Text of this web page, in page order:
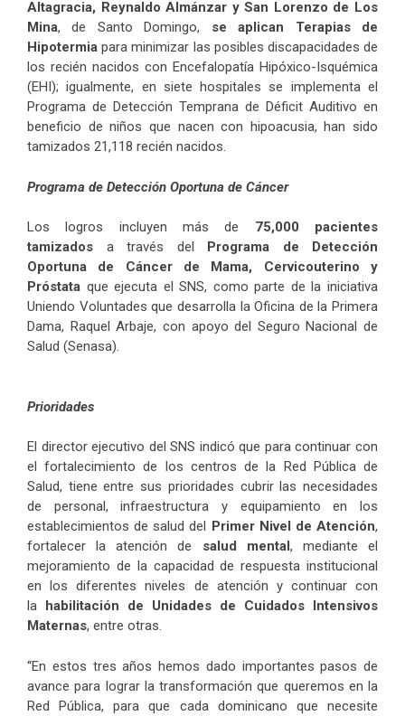
Altagracia, Reynaldo Almánzar y San Lorenzo de Los
Mina, de Santo Domingo, se aplican Terapias de
Hipotermia para minimizar las posibles discapacidades de
los recién nacidos con Encefalopatía Hipóxico-Isquémica
(EHI); igualmente, en siete hospitales se implementa el
Programa de Detección Temprana de Déficit Auditivo en
beneficio de niños que nacen con hipoacusia, han sido
tamizados 21,118 recién nacidos.
Programa de Detección Oportuna de Cáncer
Los logros incluyen más de 75,000 pacientes
tamizados a través del Programa de Detección
Oportuna de Cáncer de Mama, Cervicouterino y
Próstata que ejecuta el SNS, como parte de la iniciativa
Uniendo Voluntades que desarrolla la Oficina de la Primera
Dama, Raquel Arbaje, con apoyo del Seguro Nacional de
Salud (Senasa).
Prioridades
El director ejecutivo del SNS indicó que para continuar con
el fortalecimiento de los centros de la Red Pública de
Salud, tiene entre sus prioridades cubrir las necesidades
de personal, infraestructura y equipamiento en los
establecimientos de salud del Primer Nivel de Atención,
fortalecer la atención de salud mental, mediante el
mejoramiento de la capacidad de respuesta institucional
en los diferentes niveles de atención y continuar con
la habilitación de Unidades de Cuidados Intensivos
Maternas, entre otras.
“En estos tres años hemos dado importantes pasos de
avance para lograr la transformación que queremos en la
Red Pública, para que cada dominicano que necesite